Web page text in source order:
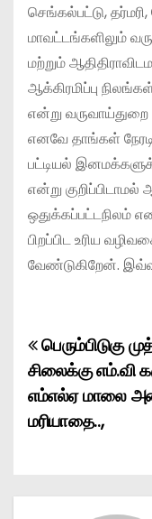
செங்கல்பட்டு,
மாவட்டங்களிலும்
மற்றும்
ஆக்கிரமிப்பு
என்று
எனவே தாங்கள்
பட்டியல்
என்று குறிப்பிடாமல்
ஒதுக்கப்பட்டநிலம்
பிறப்பிட உரிய
வேண்டுகிறேன்.
P
o
s
n
பெரும்பிடுகு
சிலைக்கு எம்.வி
எம்எல்ஏ மாலை
மரியாதை..,